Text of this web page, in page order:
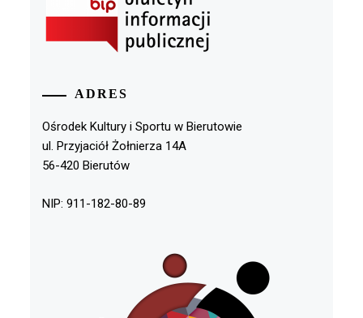
ADRES
Ośrodek Kultury i Sportu w Bierutowie
ul. Przyjaciół Żołnierza 14A
56-420 Bierutów
NIP: 911-182-80-89